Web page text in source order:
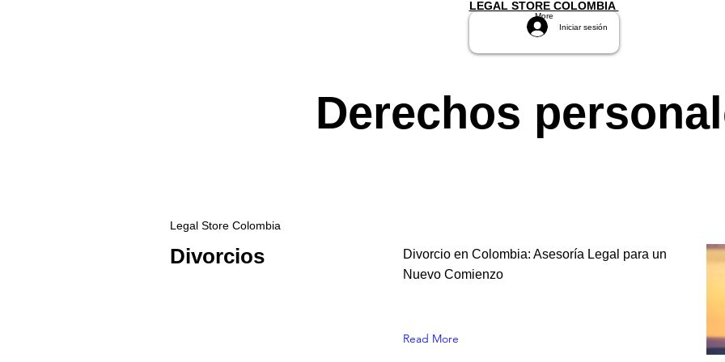
LEGAL STORE COLOMBIA
More
Iniciar sesión
Derechos
Legal Store Colombia
Divorcios
Divorcio en Colombia: Asesoría Legal para un
Nuevo Comienzo
Read More